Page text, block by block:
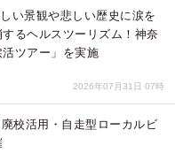
い景観や悲しい歴史に涙を
るヘルスツーリズム！神奈
ツアー」を実施
2026年07月31日 07時
廃校活用・自走型ローカルビ